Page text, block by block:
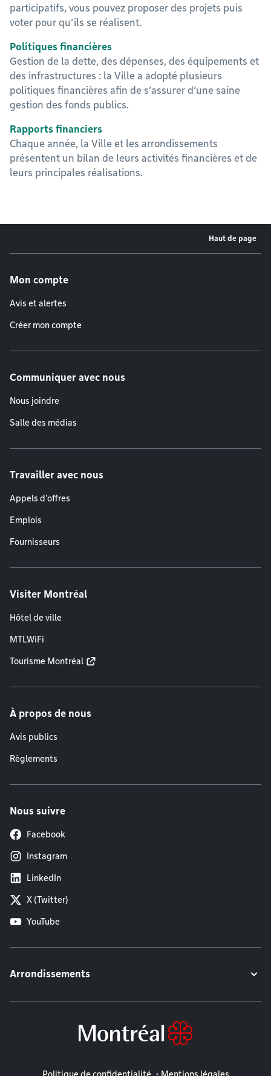
participatifs, vous pouvez proposer des projets puis
voter pour qu’ils se réalisent.
Politiques financières
Gestion de la dette, des dépenses, des équipements et
des infrastructures : la Ville a adopté plusieurs
politiques financières afin de s’assurer d’une saine
gestion des fonds publics.
Rapports financiers
Chaque année, la Ville et les arrondissements
présentent un bilan de leurs activités financières et de
leurs principales réalisations.
Haut de page
Mon compte
Avis et alertes
Créer mon compte
Communiquer avec nous
Nous joindre
Salle des médias
Travailler avec nous
Appels d'offres
Emplois
Fournisseurs
Visiter Montréal
Hôtel de ville
MTLWiFi
Tourisme Montréal
À propos de nous
Avis publics
Règlements
Nous suivre
Facebook
Instagram
LinkedIn
X (Twitter)
YouTube
Arrondissements